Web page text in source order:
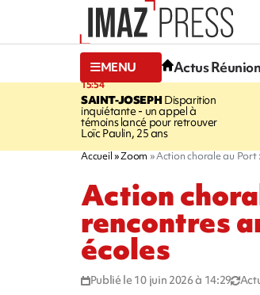
MENU Actus Réunion
15:54
SAINT-JOSEPHDisparition
inquiétante - un appel à
témoins lancé pour retrouver
Loïc Paulin, 25 ans
Accueil Zoom Action chorale au Port
Action
rencontres
écoles
Publié le 10 juin 2026 à 14:29